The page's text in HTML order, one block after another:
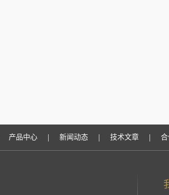
产品中心 | 新闻动态 | 技术文章 |